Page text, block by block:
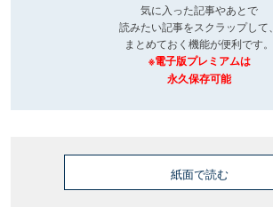
気に入った記事やあとで
読みたい記事をスクラップして、
まとめておく機能が便利です。
※電子版プレミアムは
永久保存可能
紙面で読む